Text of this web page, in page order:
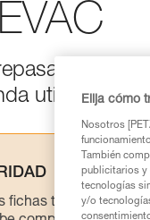
los 150
utilizar
fichas técnicas de
Elija cómo
Nosotros
También
publicitarios y
tecnologías
y/o